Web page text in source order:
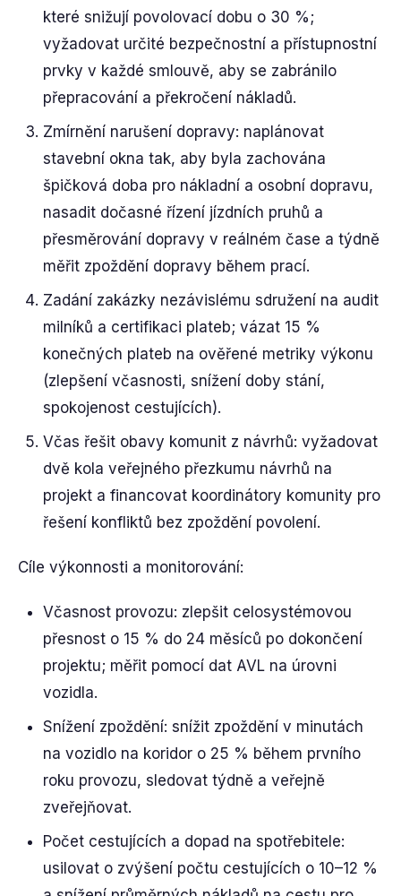
které snižují povolovací dobu o 30 %;
vyžadovat určité bezpečnostní a přístupnostní
prvky v každé smlouvě, aby se zabránilo
přepracování a překročení nákladů.
Zmírnění narušení dopravy: naplánovat
stavební okna tak, aby byla zachována
špičková doba pro nákladní a osobní dopravu,
nasadit dočasné řízení jízdních pruhů a
přesměrování dopravy v reálném čase a týdně
měřit zpoždění dopravy během prací.
Zadání zakázky nezávislému sdružení na audit
milníků a certifikaci plateb; vázat 15 %
konečných plateb na ověřené metriky výkonu
(zlepšení včasnosti, snížení doby stání,
spokojenost cestujících).
Včas řešit obavy komunit z návrhů: vyžadovat
dvě kola veřejného přezkumu návrhů na
projekt a financovat koordinátory komunity pro
řešení konfliktů bez zpoždění povolení.
Cíle výkonnosti a monitorování:
Včasnost provozu: zlepšit celosystémovou
přesnost o 15 % do 24 měsíců po dokončení
projektu; měřit pomocí dat AVL na úrovni
vozidla.
Snížení zpoždění: snížit zpoždění v minutách
na vozidlo na koridor o 25 % během prvního
roku provozu, sledovat týdně a veřejně
zveřejňovat.
Počet cestujících a dopad na spotřebitele:
usilovat o zvýšení počtu cestujících o 10–12 %